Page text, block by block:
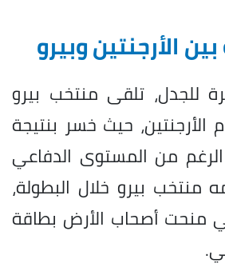
الأرجنتين وبيرو
للجدل، تلقى منتخب بيرو
الأرجنتين، حيث خسر بنتيجة
الرغم من المستوى الدفاعي
منتخب بيرو خلال البطولة،
منحت أصحاب الأرض بطاقة